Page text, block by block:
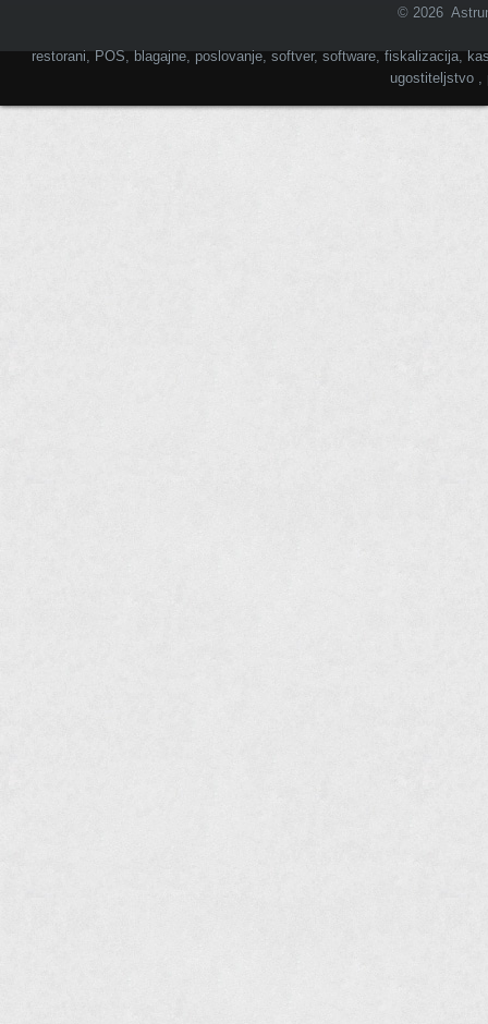
© 2026
restorani, POS, blagajne, poslovanje, softver, software, fiskalizacija,
ugostiteljstvo ,